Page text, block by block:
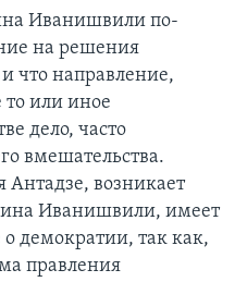
Иванишвили по-
на решения
что направление,
то или иное
дело, часто
вмешательства.
Антадзе, возникает
Иванишвили, имеет
демократии, так как,
правления